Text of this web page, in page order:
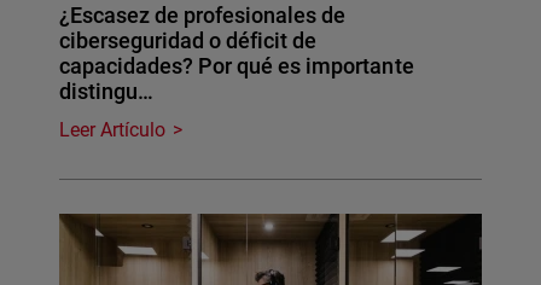
¿Escasez de profesionales de
ciberseguridad o déficit de
capacidades? Por qué es importante
distingu…
Leer Artículo